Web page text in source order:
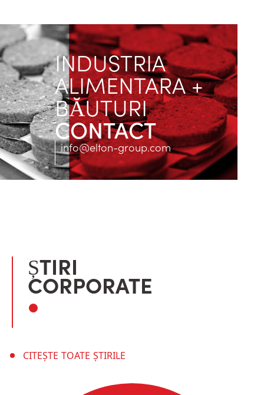
INDUSTRIA
ALIMENTARA +
BĂUTURI
CONTACT
info@elton-group.com
ȘTIRI
CORPORATE
CITEȘTE TOATE ȘTIRILE